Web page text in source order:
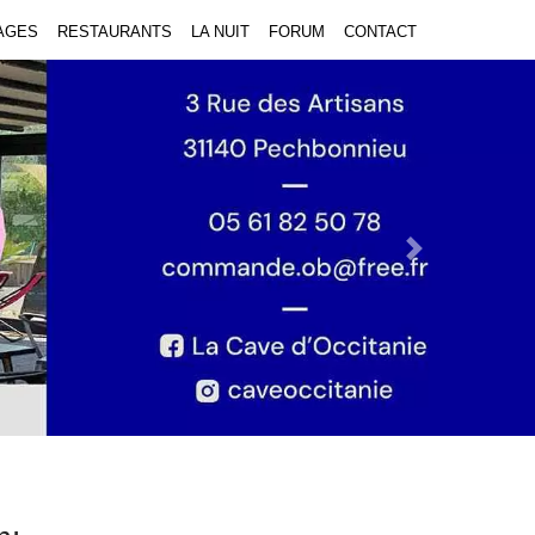
RESTAURANTS LA NUIT FORUM CONTACT
Next Slide